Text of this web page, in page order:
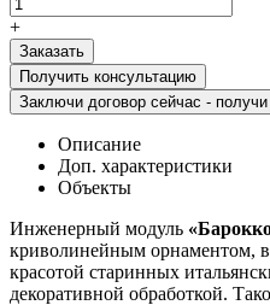
+
Получить консультацию
Заключи договор сейчас -
Описание
Доп. характеристики
Объекты
Инженерный модуль
криволинейным орнаментом,
красотой старинных
декоративной обработкой.